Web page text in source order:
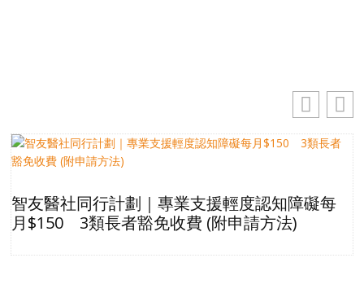
智友醫社同行計劃｜專業支援輕度認知障礙每
月$150 3類長者豁免收費 (附申請方法)